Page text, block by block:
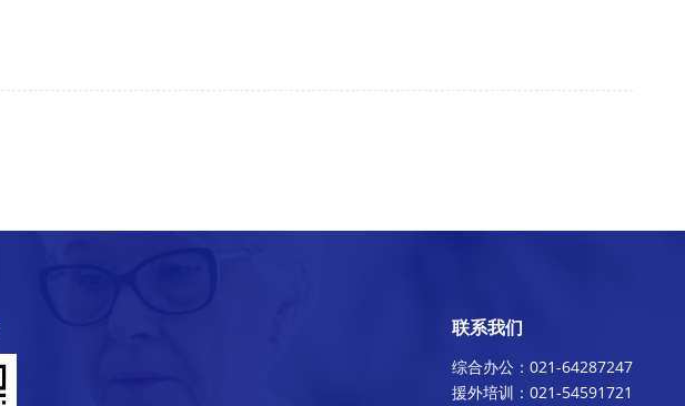
联系我们
综合办公：021-64287247
援外培训：021-54591721